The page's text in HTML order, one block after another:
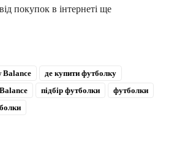
покупок в інтернеті ще
Balance
де купити футболку
підбір футболки
футболки